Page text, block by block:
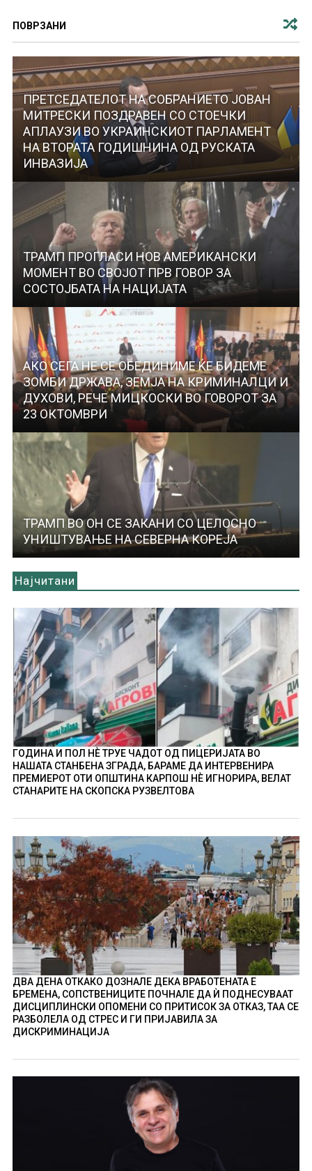
ПОВРЗАНИ
ПРЕТСЕДАТЕЛОТ НА СОБРАНИЕТО ЈОВАН
МИТРЕСКИ ПОЗДРАВЕН СО СТОЕЧКИ
АПЛАУЗИ ВО УКРАИНСКИОТ ПАРЛАМЕНТ
НА ВТОРАТА ГОДИШНИНА ОД РУСКАТА
ИНВАЗИЈА
ТРАМП ПРОГЛАСИ НОВ АМЕРИКАНСКИ
МОМЕНТ ВО СВОЈОТ ПРВ ГОВОР ЗА
СОСТОЈБАТА НА НАЦИЈАТА
АКО СЕГА НЕ СЕ ОБЕДИНИМЕ ЌЕ БИДЕМЕ
ЗОМБИ ДРЖАВА, ЗЕМЈА НА КРИМИНАЛЦИ И
ДУХОВИ, РЕЧЕ МИЦКОСКИ ВО ГОВОРОТ ЗА
23 ОКТОМВРИ
ТРАМП ВО ОН СЕ ЗАКАНИ СО ЦЕЛОСНО
УНИШТУВАЊЕ НА СЕВЕРНА КОРЕЈА
Најчитани
ГОДИНА И ПОЛ НÈ ТРУЕ ЧАДОТ ОД ПИЦЕРИЈАТА ВО
НАШАТА СТАНБЕНА ЗГРАДА, БАРАМЕ ДА ИНТЕРВЕНИРА
ПРЕМИЕРОТ ОТИ ОПШТИНА КАРПОШ НÈ ИГНОРИРА, ВЕЛАТ
СТАНАРИТЕ НА СКОПСКА РУЗВЕЛТОВА
ДВА ДЕНА ОТКАКО ДОЗНАЛЕ ДЕКА ВРАБОТЕНАТА Е
БРЕМЕНА, СОПСТВЕНИЦИТЕ ПОЧНАЛЕ ДА Ѝ ПОДНЕСУВААТ
ДИСЦИПЛИНСКИ ОПОМЕНИ СО ПРИТИСОК ЗА ОТКАЗ, ТАА СЕ
РАЗБОЛЕЛА ОД СТРЕС И ГИ ПРИЈАВИЛА ЗА
ДИСКРИМИНАЦИЈА